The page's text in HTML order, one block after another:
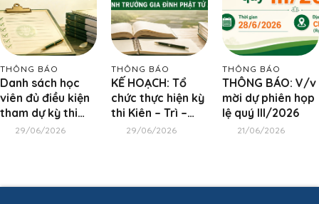
THÔNG BÁO
Danh sách học
viên đủ điều kiện
tham dự kỳ thi
Kiên – Trì – Định
29/06/2026
THÔNG BÁO
KẾ HOẠCH: Tổ
chức thực hiện kỳ
thi Kiên – Trì –
Định cho Huynh
29/06/2026
THÔNG BÁO
THÔNG BÁO: V/v
mời dự phiên họp
lệ quý III/2026
21/06/2026